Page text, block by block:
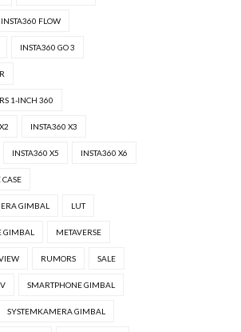
INSTA360 FLOW
INSTA360 GO 3
1-INCH 360
INSTA360 X3
INSTA360 X5 INSTA360 X6
GIMBAL LUT
GIMBAL METAVERSE
RUMORS SALE
SMARTPHONE GIMBAL
SYSTEMKAMERA GIMBAL